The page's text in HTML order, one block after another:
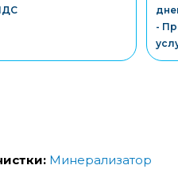
3-10
Sens-Банк
3-10
-
Минерализатор